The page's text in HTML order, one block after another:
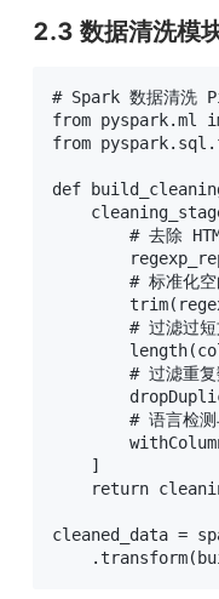
2.3 数据清洗模
# Spark 数据清洗
from pyspark.ml
from
def
# 去除
# 标准化空
# 过滤过短
# 过滤重复
# 语言检测
    ]
return
cleaned_data =